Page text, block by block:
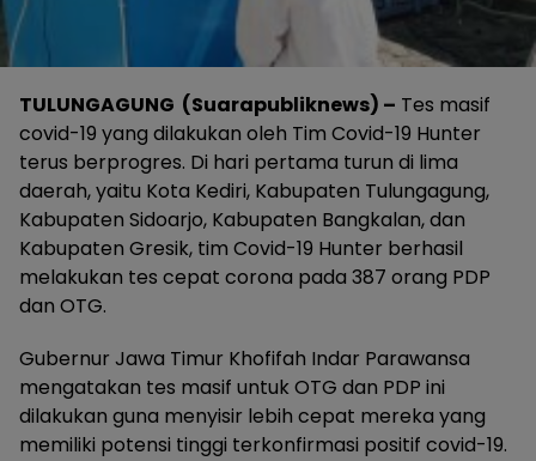
TULUNGAGUNG (Suarapubliknews) – Tes masif
covid-19 yang dilakukan oleh Tim Covid-19 Hunter
terus berprogres. Di hari pertama turun di lima
daerah, yaitu Kota Kediri, Kabupaten Tulungagung,
Kabupaten Sidoarjo, Kabupaten Bangkalan, dan
Kabupaten Gresik, tim Covid-19 Hunter berhasil
melakukan tes cepat corona pada 387 orang PDP
dan OTG.
Gubernur Jawa Timur Khofifah Indar Parawansa
mengatakan tes masif untuk OTG dan PDP ini
dilakukan guna menyisir lebih cepat mereka yang
memiliki potensi tinggi terkonfirmasi positif covid-19.